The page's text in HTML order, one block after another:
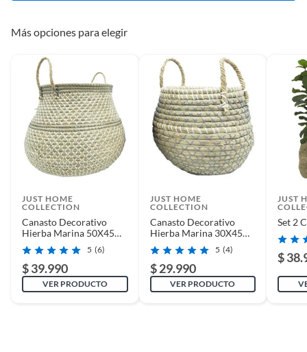
Complementa tu Decoración
con alguna deficiencia, que sean comprados en esa condición a
un precio reducido.
Alimentos, bebidas, medicamentos, suplementos alimenticios,
vitaminas, entre otros análogos.
Pinturas de un color a solicitud.
Plantas.
De uso personal.
Más opciones para elegir
JUST HOME
COLLECTION
Canasto Decorativo
Hierba Marina 50X45
Cm Boho Chic Hogar
5 (6)
$ 39.990
VER PRODUCTO
JUST HOME
COLLECTION
Canasto Decorativo
Hierba Marina 30X45
Cm
5 (4)
$ 29.990
VER PRODUCTO
JUST
Set 2
$